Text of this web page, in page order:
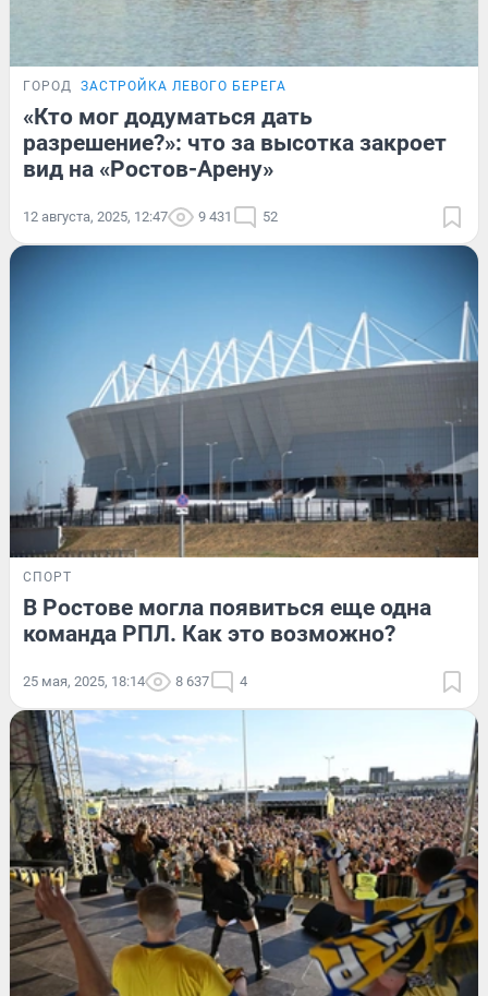
ГОРОД ЗАСТРОЙКА ЛЕВОГО БЕРЕГА
«Кто мог додуматься дать
разрешение?»: что за высотка закроет
вид на «Ростов-Арену»
12 августа, 2025, 12:47 9 431 52
СПОРТ
В Ростове могла появиться еще одна
команда РПЛ. Как это возможно?
25 мая, 2025, 18:14 8 637 4